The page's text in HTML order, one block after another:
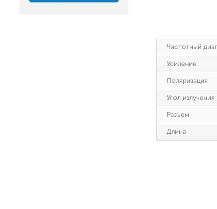
Частотный
Усиление
Поляризация
Угол
Разъем
Длина